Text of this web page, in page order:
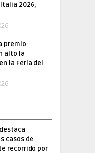
Italia 2026,
premio
alto la
la Feria del
casos de
recorrido por